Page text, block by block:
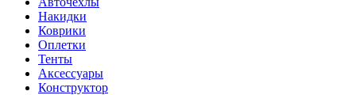
Накидки
Коврики
Оплетки
Тенты
Аксессуары
Конструктор